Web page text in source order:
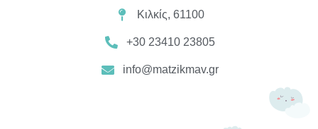
Κιλκίς, 61100
+30 23410 23805
info@matzikmav.gr